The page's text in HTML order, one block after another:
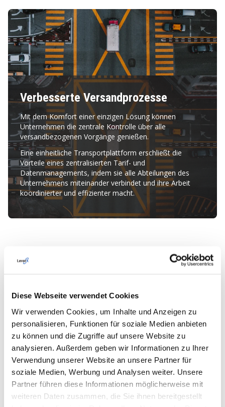
Diese Webseite verwendet Cookies
Wir verwenden Cookies, um Inhalte und Anzeigen zu
personalisieren, Funktionen für soziale Medien anbieten
zu können und die Zugriffe auf unsere Website zu
analysieren. Außerdem geben wir Informationen zu Ihrer
Verwendung unserer Website an unsere Partner für
soziale Medien, Werbung und Analysen weiter. Unsere
Partner führen diese Informationen möglicherweise mit
weiteren Daten zusammen, die Sie ihnen bereitgestellt
Verbesserte Versandprozesse
Mit dem Komfort einer einzigen Lösung können
Unternehmen die zentrale Kontrolle über alle
versandbezogenen Vorgänge genießen.
Eine einheitliche Transportplattform erschließt die
Vorteile eines zentralisierten Tarif- und
Datenmanagements, indem sie alle Abteilungen des
Unternehmens miteinander verbindet und ihre Arbeit
koordinierter und effizienter macht.
MODUL IHREN
BEDÜRFNISSEN?
FINDEN SIE JETZT
HERAUS, WIE ES
FUNKTIONIERT.